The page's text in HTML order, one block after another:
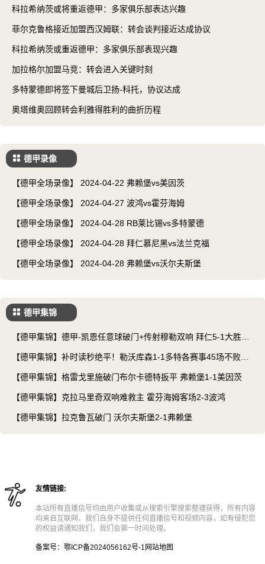
科拉希纳茨或将重返德甲：多家俱乐部表达兴趣
菲尔克鲁格接近加盟西汉姆联：转会谈判接近达成协议
科拉希纳茨或重返德甲：多家俱乐部表现兴趣
加拉格尔加盟马竞：转会进入关键时刻
多特蒙德即将签下曼城后卫扬-科托，协议达成
奥塔维奥回顾转会利雅得胜利的曲折历程
德甲录像
【德甲全场录像】 2024-04-22 弗赖堡vs美因茨
【德甲全场录像】 2024-04-27 波鸿vs霍芬海姆
【德甲全场录像】 2024-04-28 RB莱比锡vs多特蒙德
【德甲全场录像】 2024-04-28 拜仁慕尼黑vs法兰克福
【德甲全场录像】 2024-04-28 弗赖堡vs沃尔夫斯堡
德甲集锦
【德甲集锦】德甲-凯恩任意球破门+传射穆勒双响 拜仁5-1大胜柏
【德甲集锦】补时读秒绝平！勒沃库森1-1多特各赛事45场不败&
【德甲集锦】格雷戈里施破门布尔卡德特扳平 弗赖堡1-1美因茨
【德甲集锦】克拉马里奇双响难救主 霍芬海姆客场2-3波鸿
【德甲集锦】拉克鲁瓦破门 沃尔夫斯堡2-1弗赖堡
友情链接:
本站所有直播信号均由用户收集或从搜索引擎搜索整理获得，所有内容
均来自互联网，我们自身不提供任何直播信号和视频内容，如有侵犯您
的权益请通知我们，我们会第一时间处理。
备案号：鄂ICP备2024056162号-1 网站地图